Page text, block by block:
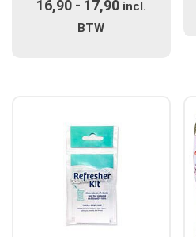
variaties.
Deze
de
productpagina
16,90 - 17,90Prijsklasse:
incl.
BTW